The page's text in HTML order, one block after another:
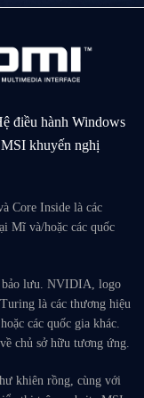
điều hành Windows
khuyến nghị
Core Inside là các
Mĩ và/hoặc các quốc
lưu. NVIDIA, logo
là các thương hiệu
các quốc gia khác.
chủ sở hữu tương ứng.
khiên rồng, cùng với